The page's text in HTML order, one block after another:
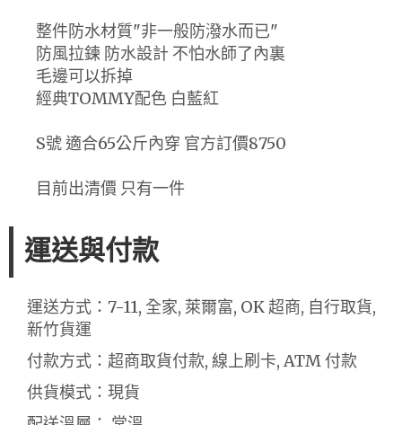
整件防水材質"非一般防潑水而已"
防風拉鍊 防水設計 不怕水師了內裏
毛邊可以拆掉
經典TOMMY配色 白藍紅
S號 適合65公斤內穿 官方訂價8750
目前出清價 只有一件
運送與付款
運送方式：7-11, 全家, 萊爾富, OK 超商, 自行取貨,
新竹貨運
付款方式：超商取貨付款, 線上刷卡, ATM 付款
供貨模式：現貨